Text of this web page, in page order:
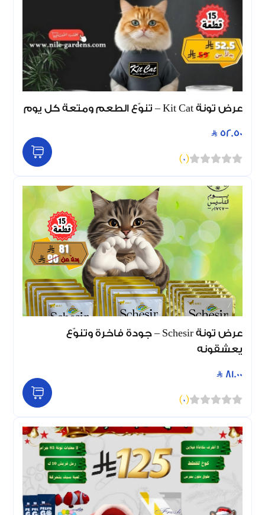
عرض تونة Kit Cat – تنوّع الطعم ومتعة كل يوم
52.50
(
0
)
عرض تونة Schesir – جودة فاخرة وتنوّع
يعشقونه
81.00
(
0
)